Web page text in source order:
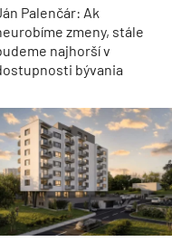
Palenčár: Ak
zmeny, stále
najhorší v
bývania